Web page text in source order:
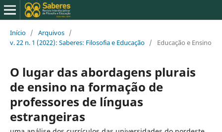
Início / Arquivos /
v. 22 n. 1 (2022): Saberes: Filosofia e Educação / Educação e Ensino
O lugar das abordagens plurais
de ensino na formação de
professores de línguas
estrangeiras